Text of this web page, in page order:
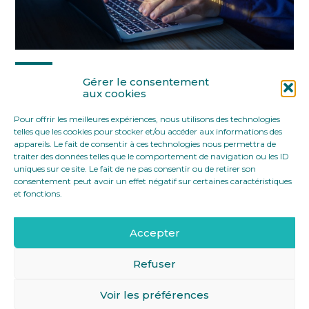
Gérer le consentement
aux cookies
Pour offrir les meilleures expériences, nous utilisons des technologies
telles que les cookies pour stocker et/ou accéder aux informations des
appareils. Le fait de consentir à ces technologies nous permettra de
traiter des données telles que le comportement de navigation ou les ID
uniques sur ce site. Le fait de ne pas consentir ou de retirer son
consentement peut avoir un effet négatif sur certaines caractéristiques
et fonctions.
Accepter
Refuser
Voir les préférences
FaceBook
TwitterLinkedIn
MENTIONS LÉGALES